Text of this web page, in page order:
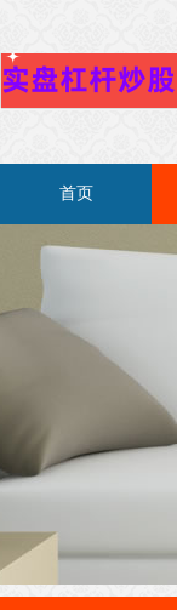
首页